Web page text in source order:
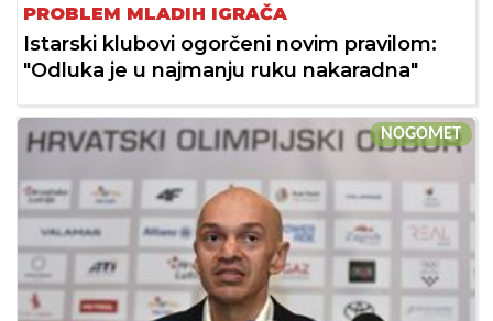
PROBLEM MLADIH IGRAČA
Istarski klubovi ogorčeni novim pravilom:
"Odluka je u najmanju ruku nakaradna"
NOGOMET